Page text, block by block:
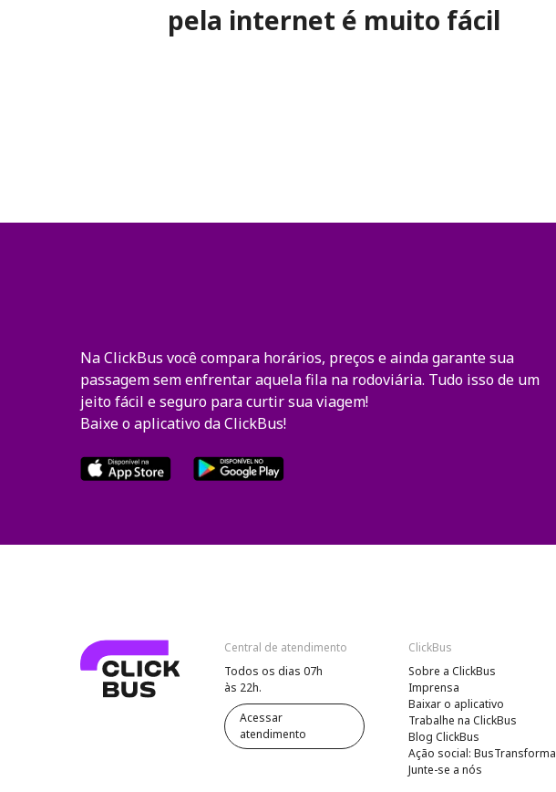
pela internet é muito fácil
Na ClickBus você compara horários, preços e ainda garante sua
passagem sem enfrentar aquela fila na rodoviária. Tudo isso de um
jeito fácil e seguro para curtir sua viagem!
Baixe o aplicativo da ClickBus!
Central de atendimento
Todos os dias 07h
às 22h.
Acessar
atendimento
ClickBus
Sobre a ClickBus
Imprensa
Baixar o aplicativo
Trabalhe na ClickBus
Blog ClickBus
Ação social: BusTransforma
Junte-se a nós